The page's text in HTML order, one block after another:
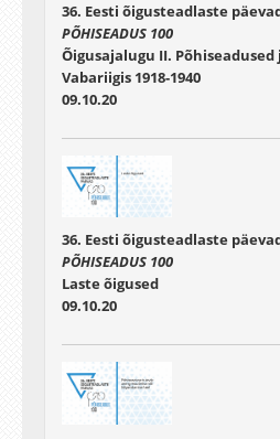
36. Eesti õigusteadlaste
PÕHISEADUS 100
Õigusajalugu II.
Vabariigis 1918-1940
09.10.20
36. Eesti õigusteadlaste
PÕHISEADUS 100
Laste õigused
09.10.20